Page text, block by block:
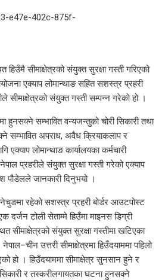
हिउँमै सीमाक्षेत्रको संयुक्त सुरक्षा गस्ती गरिएको
एक्याप लोमान्थाङ सहित सशस्त्र प्रहरी
सीमाक्षेत्रको संयुक्त गस्ती सम्पन्न गरेको हो ।
हुनसक्ने सम्भावित वन्यजन्तुको चोरी सिकारी तथा
सम्भावित अपराध, अवैध क्रियाकलाप र
एक्याप लोमान्थाङ कार्यालयका कर्मचारी
प्रहरीले संयुक्त सुरक्षा गस्ती गरेको एक्याप
पौडेलले जानकारी दिनुभयो ।
रहेको सशस्त्र प्रहरी बोर्डर आउटपोस्ट
दर्जन टोली सेताम्मे हिउँमा माइनस डिग्री
सीमाक्षेत्रको संयुक्त सुरक्षा गस्तीमा खटिएका
उत्तरी सीमाक्षेत्रमा हिउँदयाममा पहिलो
हो । हिउँदयाममा सीमाक्षेत्र सुनसान हुने र
सिकारी र तस्करीलगायतका घटना हुनसक्ने